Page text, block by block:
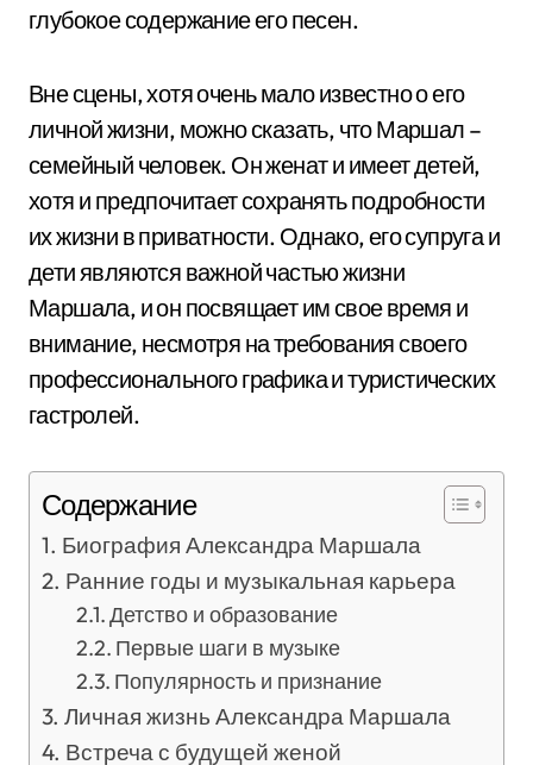
глубокое содержание его песен.
Вне сцены, хотя очень мало известно о его
личной жизни, можно сказать, что Маршал –
семейный человек. Он женат и имеет детей,
хотя и предпочитает сохранять подробности
их жизни в приватности. Однако, его супруга и
дети являются важной частью жизни
Маршала, и он посвящает им свое время и
внимание, несмотря на требования своего
профессионального графика и туристических
гастролей.
Содержание
Биография Александра Маршала
Ранние годы и музыкальная карьера
Детство и образование
Первые шаги в музыке
Популярность и признание
Личная жизнь Александра Маршала
Встреча с будущей женой